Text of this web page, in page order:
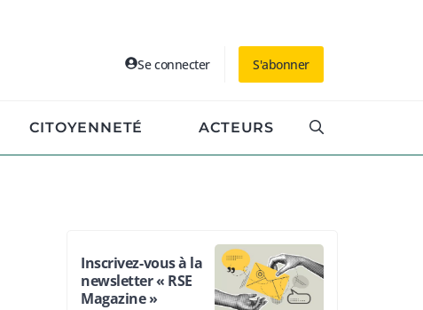
Se connecter S'abonner
CITOYENNETÉ ACTEURS
Inscrivez-vous à la
newsletter « RSE
Magazine »